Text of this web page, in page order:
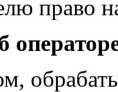
право